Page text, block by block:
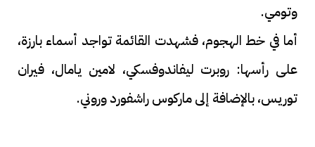
وتومي.
أما في خط الهجوم، فشهدت القائمة تواجد أسماء بارزة،
على رأسها: روبرت ليفاندوفسكي، لامين يامال، فيران
توريس، بالإضافة إلى ماركوس راشفورد وروني.